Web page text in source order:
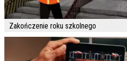
Zakończenie roku szkolnego